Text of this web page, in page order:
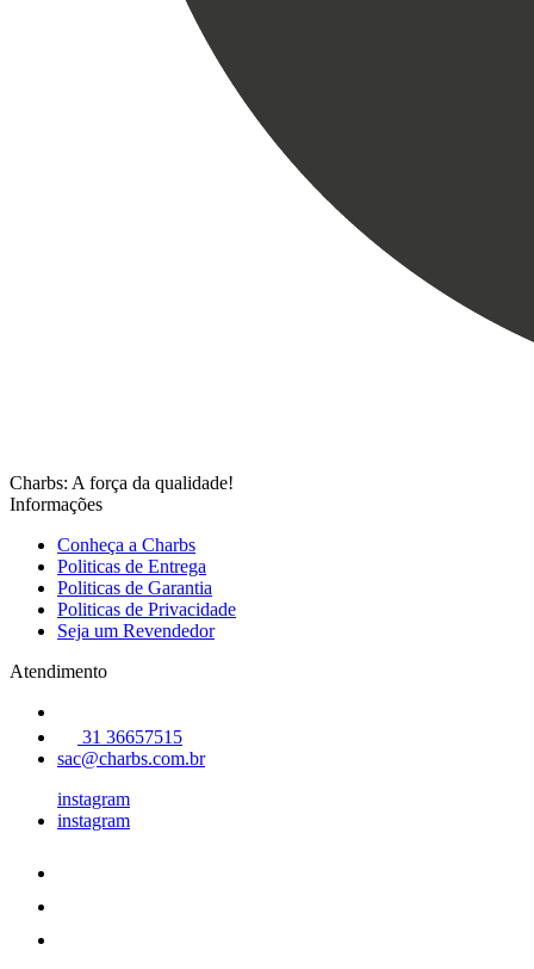
Charbs: A força da qualidade!
Informações
Conheça a Charbs
Politicas de Entrega
Politicas de Garantia
Politicas de Privacidade
Seja um Revendedor
Atendimento
31 36657515
sac@charbs.com.br
instagram
instagram